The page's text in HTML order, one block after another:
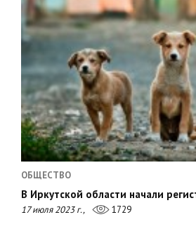
ОБЩЕСТВО
В Иркутской области начали
17 июля 2023 г., 1729